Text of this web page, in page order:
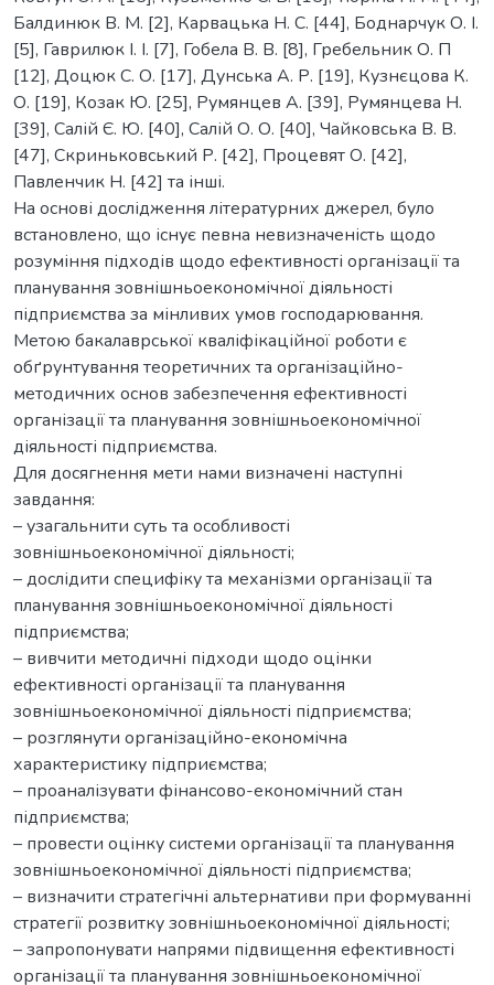
Балдинюк В. М. [2], Карвацька Н. С. [44], Боднарчук О. І.
[5], Гаврилюк І. І. [7], Гобела В. В. [8], Гребельник О. П
[12], Доцюк С. О. [17], Дунська А. Р. [19], Кузнєцова К.
О. [19], Козак Ю. [25], Румянцев А. [39], Румянцева Н.
[39], Салій Є. Ю. [40], Салій О. О. [40], Чайковська В. В.
[47], Скриньковський Р. [42], Процевят О. [42],
Павленчик Н. [42] та інші.
На основі дослідження літературних джерел, було
встановлено, що існує певна невизначеність щодо
розуміння підходів щодо ефективності організації та
планування зовнішньоекономічної діяльності
підприємства за мінливих умов господарювання.
Метою бакалаврської кваліфікаційної роботи є
обґрунтування теоретичних та організаційно-
методичних основ забезпечення ефективності
організації та планування зовнішньоекономічної
діяльності підприємства.
Для досягнення мети нами визначені наступні
завдання:
– узагальнити суть та особливості
зовнішньоекономічної діяльності;
– дослідити специфіку та механізми організації та
планування зовнішньоекономічної діяльності
підприємства;
– вивчити методичні підходи щодо оцінки
ефективності організації та планування
зовнішньоекономічної діяльності підприємства;
– розглянути організаційно-економічна
характеристику підприємства;
– проаналізувати фінансово-економічний стан
підприємства;
– провести оцінку системи організації та планування
зовнішньоекономічної діяльності підприємства;
– визначити стратегічні альтернативи при формуванні
стратегії розвитку зовнішньоекономічної діяльності;
– запропонувати напрями підвищення ефективності
організації та планування зовнішньоекономічної